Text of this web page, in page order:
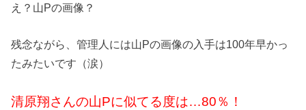
え？山Pの画像？
残念ながら、管理人には山Pの画像の入手は100年早かっ
たみたいです（涙）
清原翔さんの山Pに似てる度は…80％！